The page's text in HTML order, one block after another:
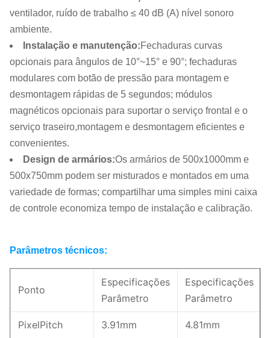
ventilador, ruído de trabalho ≤ 40 dB (A) nível sonoro
ambiente.
Instalação e manutenção:Fechaduras curvas
opcionais para ângulos de 10°~15° e 90°; fechaduras
modulares com botão de pressão para montagem e
desmontagem rápidas de 5 segundos; módulos
magnéticos opcionais para suportar o serviço frontal e o
serviço traseiro,montagem e desmontagem eficientes e
convenientes.
Design de armários:Os armários de 500x1000mm e
500x750mm podem ser misturados e montados em uma
variedade de formas; compartilhar uma simples mini caixa
de controle economiza tempo de instalação e calibração.
Parâmetros técnicos:
Ponto
Especificações
Parâmetro
Especificações
Parâmetro
PixelPitch 3.91mm 4.81mm